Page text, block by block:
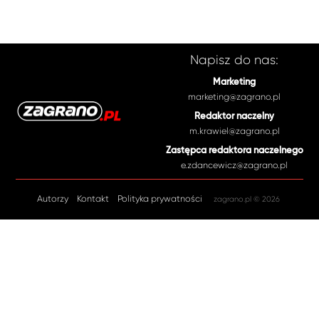
Napisz do nas:
Marketing
marketing@zagrano.pl
Redaktor naczelny
m.krawiel@zagrano.pl
Zastępca redaktora naczelnego
e.zdancewicz@zagrano.pl
Autorzy Kontakt Polityka prywatności zagrano.pl © 2026